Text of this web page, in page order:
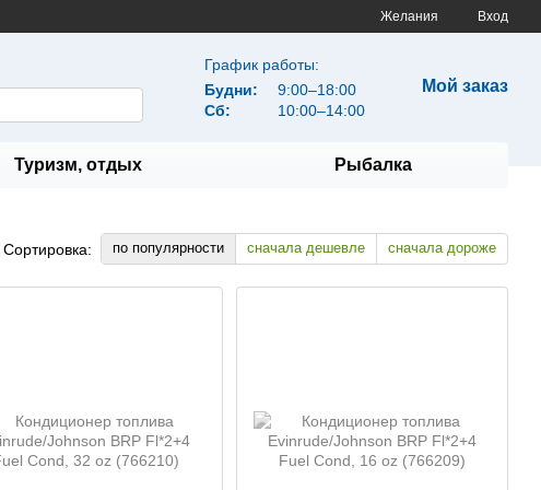
Желания Вход
График работы:
Будни:
9:00–18:00
Сб:
10:00–14:00
Мой заказ
Туризм, отдых Рыбалка
Сортировка: по популярности сначала дешевле сначала дороже